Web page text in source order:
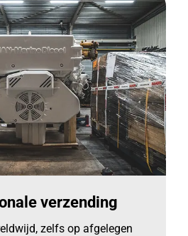
verzending
zelfs op afgelegen